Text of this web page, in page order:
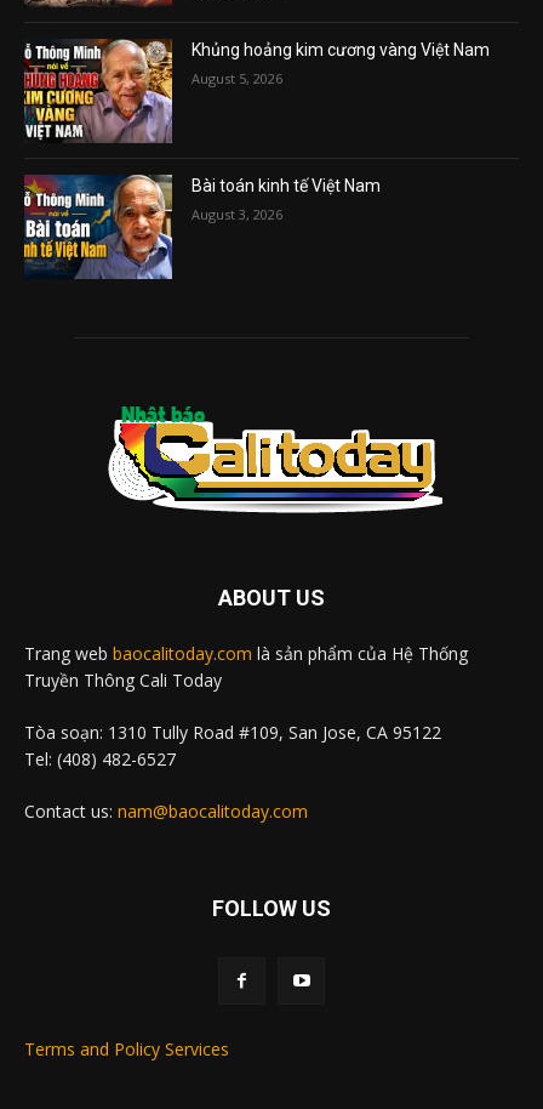
Khủng hoảng kim cương vàng Việt Nam
August 5, 2026
Bài toán kinh tế Việt Nam
August 3, 2026
ABOUT US
Trang web baocalitoday.com là sản phẩm của Hệ Thống
Truyền Thông Cali Today
Tòa soạn: 1310 Tully Road #109, San Jose, CA 95122
Tel: (408) 482-6527
Contact us: nam@baocalitoday.com
FOLLOW US
Terms and Policy Services